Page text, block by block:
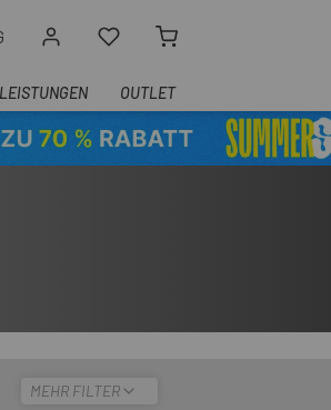
OUTLET
MEHR FILTER